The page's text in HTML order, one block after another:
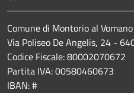
Comune di Montorio al Vomano
Via Poliseo De Angelis, 24 -
Codice Fiscale: 80002070672
Partita IVA: 00580460673
IBAN: #